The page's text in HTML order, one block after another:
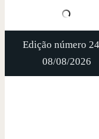
Edição número
08/08/2026